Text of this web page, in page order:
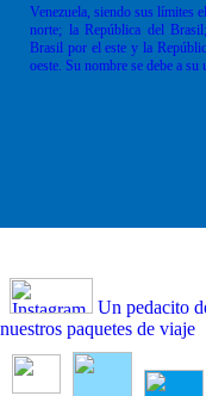
Venezuela, siendo sus límites
norte; la República del
Brasil por el este y la
oeste. Su nombre se debe a su
Un pedacito
nuestros paquetes de viaje